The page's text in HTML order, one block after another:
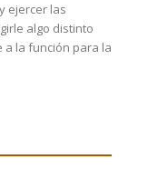
ejercer las
algo distinto
la función para la